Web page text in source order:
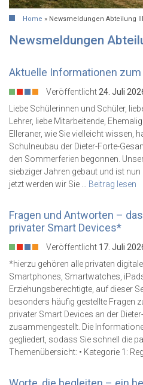
Home » Newsmeldungen Abteilung III
Newsmeldungen
Aktuelle Informationen zum
Veröffentlicht24. Juli
Liebe Schülerinnen und Schüler,
Lehrer, liebe Mitarbeitende,
Elleraner, wie Sie vielleicht wissen,
Schulneubau der Dieter-Forte-
den Sommerferien begonnen.
siebziger Jahren gebaut und ist
jetzt werden wir Sie … Beitrag lesen
Fragen und Antworten –
privater Smart Devices*
Veröffentlicht 17. Juli
*hierzu gehören alle privaten
Smartphones, Smartwatches,
Erziehungsberechtigte, auf dieser
besonders häufig gestellte Fragen
privater Smart Devices an der
zusammengestellt. Die
gegliedert, sodass Sie schnell die
Themenübersicht: • Kategorie 1: